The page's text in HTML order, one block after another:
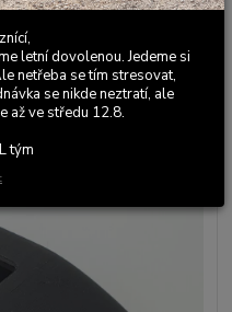
naklápění
letní dovolenou. Jedeme si
netřeba se tím stresovat,
se nikde neztratí, ale
až ve středu 12.8.
tým